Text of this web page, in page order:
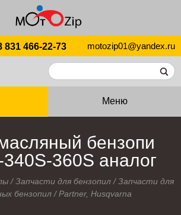
831 466-22-73 motozip01@yandex.ru
Меню
бензопи
360S аналог
/Запчасти для бензопил /Запчасти для
бензопил/Partner, Husqvarna